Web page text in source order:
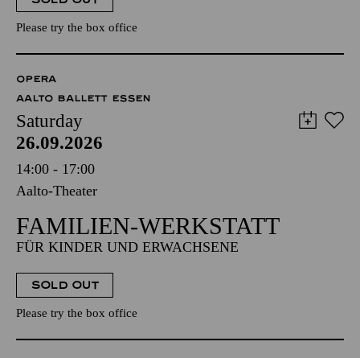
Please try the box office
OPERA
AALTO BALLETT ESSEN
Saturday
26.09.2026
14:00 - 17:00
Aalto-Theater
FAMILIEN-WERKSTATT
FÜR KINDER UND ERWACHSENE
SOLD OUT
Please try the box office